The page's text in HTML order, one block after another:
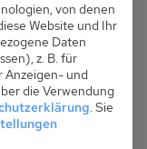
von denen
Website und Ihr
Daten
z. B. für
Anzeigen- und
die Verwendung
. Sie